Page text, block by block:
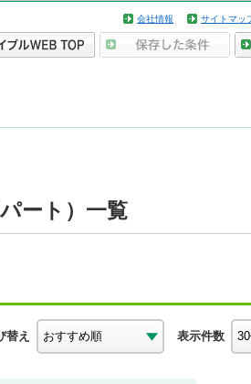
会社情報 サイトマッ
ート）一覧
替え 表示件数